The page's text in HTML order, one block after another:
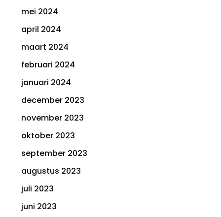
mei 2024
april 2024
maart 2024
februari 2024
januari 2024
december 2023
november 2023
oktober 2023
september 2023
augustus 2023
juli 2023
juni 2023